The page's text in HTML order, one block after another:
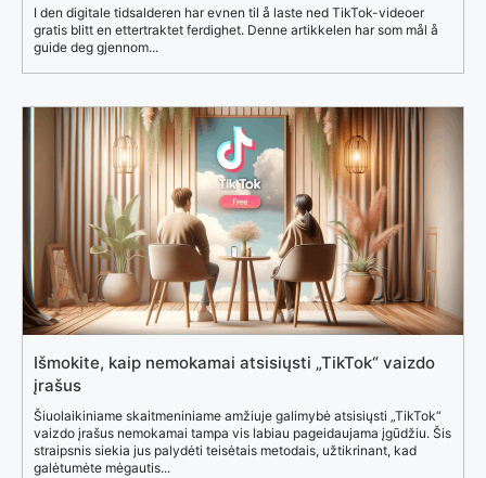
I den digitale tidsalderen har evnen til å laste ned TikTok-videoer
gratis blitt en ettertraktet ferdighet. Denne artikkelen har som mål å
guide deg gjennom...
Išmokite, kaip nemokamai atsisiųsti „TikTok“ vaizdo
įrašus
Šiuolaikiniame skaitmeniniame amžiuje galimybė atsisiųsti „TikTok“
vaizdo įrašus nemokamai tampa vis labiau pageidaujama įgūdžiu. Šis
straipsnis siekia jus palydėti teisėtais metodais, užtikrinant, kad
galėtumėte mėgautis...